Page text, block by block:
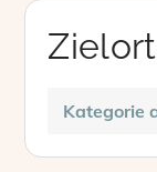
Zielort
Zielort